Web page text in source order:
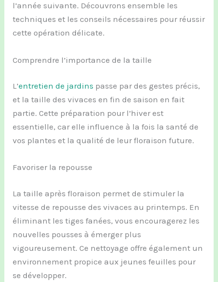
l’année suivante. Découvrons ensemble les
techniques et les conseils nécessaires pour réussir
cette opération délicate.
Comprendre l’importance de la taille
L’entretien de jardins passe par des gestes précis,
et la taille des vivaces en fin de saison en fait
partie. Cette préparation pour l’hiver est
essentielle, car elle influence à la fois la santé de
vos plantes et la qualité de leur floraison future.
Favoriser la repousse
La taille après floraison permet de stimuler la
vitesse de repousse des vivaces au printemps. En
éliminant les tiges fanées, vous encouragerez les
nouvelles pousses à émerger plus
vigoureusement. Ce nettoyage offre également un
environnement propice aux jeunes feuilles pour
se développer.